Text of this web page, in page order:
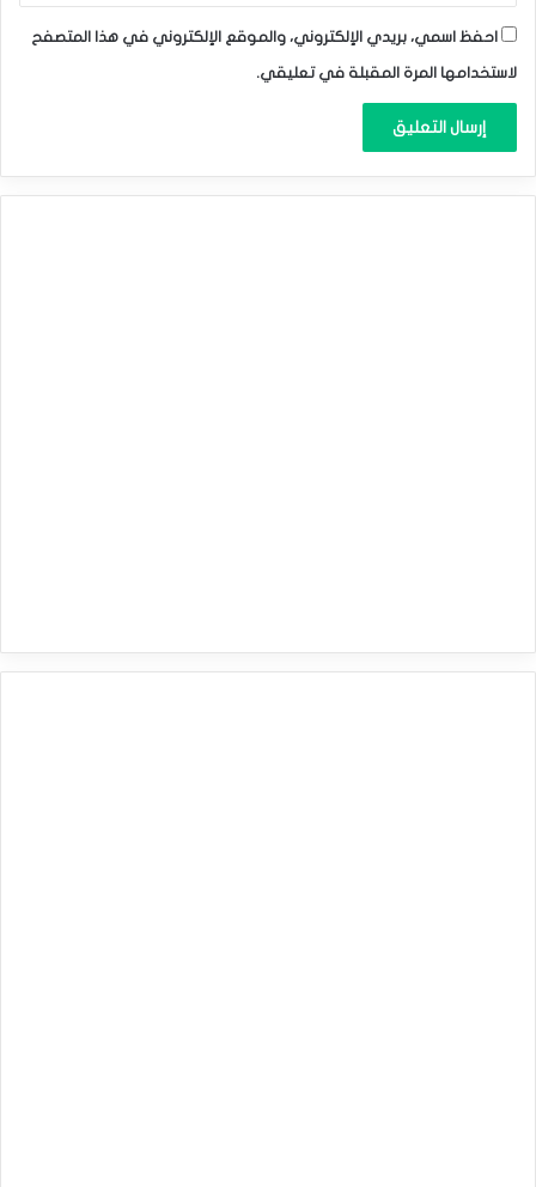
احفظ اسمي، بريدي الإلكتروني، والموقع الإلكتروني في هذا المتصفح
لاستخدامها المرة المقبلة في تعليقي.